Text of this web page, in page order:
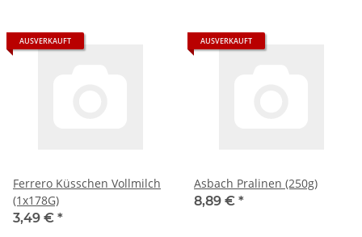
AUSVERKAUFT
Ferrero Küsschen Vollmilch
(1x178G)
3,49 € *
AUSVERKAUFT
Asbach Pralinen (250g)
8,89 € *